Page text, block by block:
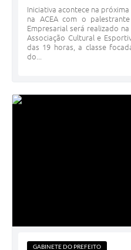
Iniciativa acontece na
na ACEA com o
Empresarial será realizado
Associação Cultural e
das 19 horas, a classe
do...
GABINETE DO PREFEITO